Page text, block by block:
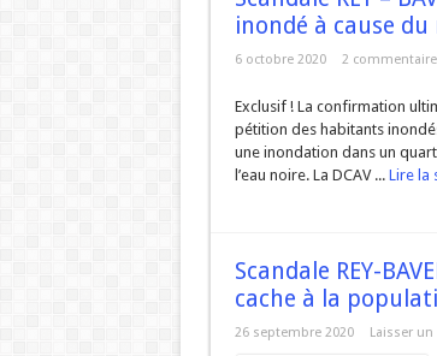
inondé à cause du
6 octobre 2020 2
Exclusif ! La confirmation
pétition des habitants
une inondation dans un
l’eau noire. La DCAV ... Lire la
Scandale REY-
cache à la
26 septembre 2020 Laisser